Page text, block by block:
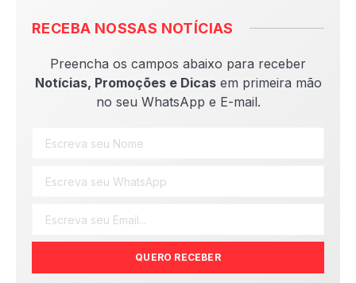
RECEBA NOSSAS NOTÍCIAS
Preencha os campos abaixo para receber
Notícias, Promoções e Dicasem primeira mão
no seu WhatsApp e E-mail.
QUERO RECEBER